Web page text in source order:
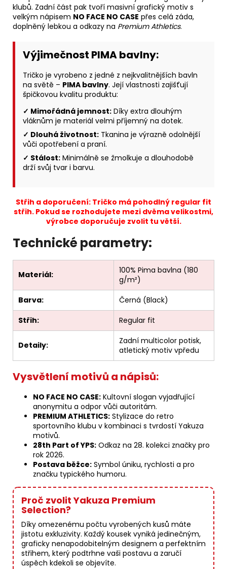
klubů. Zadní část pak tvoří masivní grafický motiv s
velkým nápisem NO FACE NO CASE přes celá záda,
doplněný lebkou a odkazy na Premium Athletics.
Výjimečnost PIMA bavlny:
Tričko je vyrobeno z jedné z nejkvalitnějších bavln
na světě – PIMA bavlny. Její vlastnosti zajišťují
špičkovou kvalitu produktu:
✓ Mimořádná jemnost: Díky extra dlouhým
vláknům je materiál velmi příjemný na dotek.
✓ Dlouhá životnost: Tkanina je výrazně odolnější
vůči opotřebení a praní.
✓ Stálost: Minimálně se žmolkuje a dlouhodobě
drží svůj tvar i barvu.
Střih a doporučení: Tričko má pohodlný regular fit
střih. Pokud se rozhodujete mezi dvěma velikostmi,
výrobce doporučuje zvolit tu větší.
Technické parametry:
Materiál:
100% Pima bavlna (180
g/m²)
Barva:
Černá (Black)
Střih:
Regular fit
Detaily:
Zadní multicolor potisk,
atletický motiv vpředu
Vysvětlení motivů a nápisů:
NO FACE NO CASE: Kultovní slogan vyjadřující
anonymitu a odpor vůči autoritám.
PREMIUM ATHLETICS: Stylizace do retro
sportovního klubu v kombinaci s tvrdostí Yakuza
motivů.
28th Part of YPS: Odkaz na 28. kolekci značky pro
rok 2026.
Postava běžce: Symbol úniku, rychlosti a pro
značku typického humoru.
Proč zvolit Yakuza Premium
Selection?
Díky omezenému počtu vyrobených kusů máte
jistotu exkluzivity. Každý kousek vyniká jedinečným,
graficky nenapodobitelným designem a perfektním
střihem, který podtrhne vaši postavu a zaručí
úspěch kdekoli se objevíte.